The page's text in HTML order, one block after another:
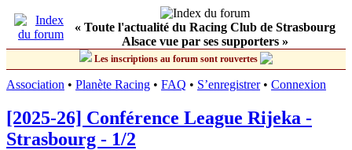
« Toute l'actualité du Racing Club de Strasbourg
Alsace vue par ses supporters »
Les inscriptions au forum sont rouvertes
Association • Planète Racing • FAQ • S’enregistrer• Connexion
[2025-26] Conférence League Rijeka -
Strasbourg - 1/2